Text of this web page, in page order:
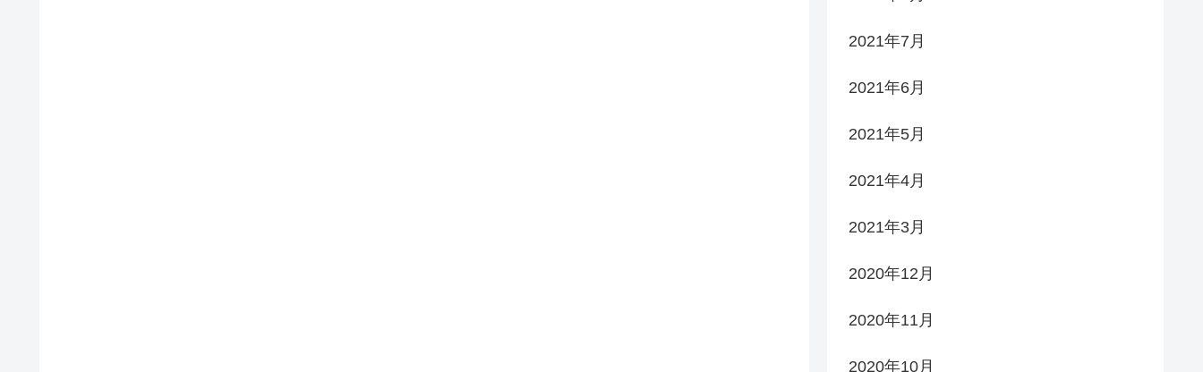
2021年7月
2021年6月
2021年5月
2021年4月
2021年3月
2020年12月
2020年11月
2020年10月